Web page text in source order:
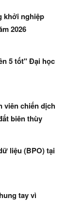
khởi nghiệp
2026
5 tốt" Đại học
viên chiến dịch
biên thùy
liệu (BPO) tại
tay vì